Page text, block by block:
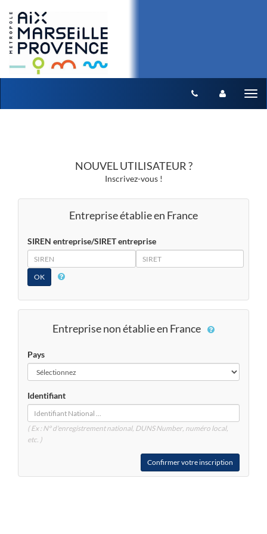
NOUVEL UTILISATEUR ?
Inscrivez-vous !
Entreprise établie en France
SIREN entreprise/SIRET entreprise
SIREN
SIRET
Entreprise non établie en France
Pays
Identifiant
( Ex : N° d'enregistrement national, DUNSNumber, numéro local,
etc. )